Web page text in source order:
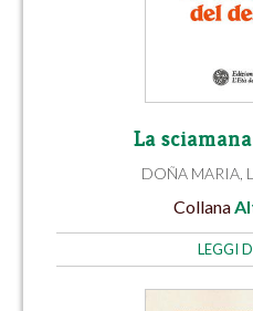
La
DOÑA MARIA
Collana
LEGGI